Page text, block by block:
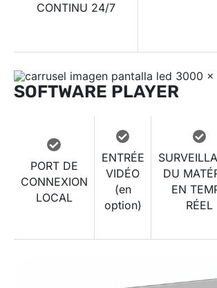
CONTINU 24/7
SOFTWARE PLAYER
PORT DE
CONNEXION
LOCAL
ENTRÉE
VIDÉO
(en
option)
DU
EN
RÉEL